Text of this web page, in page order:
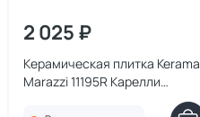
2 025 ₽
Керамическая плитка Kerama
Marazzi 11195R Карелли
бежевый светлый глянцевый